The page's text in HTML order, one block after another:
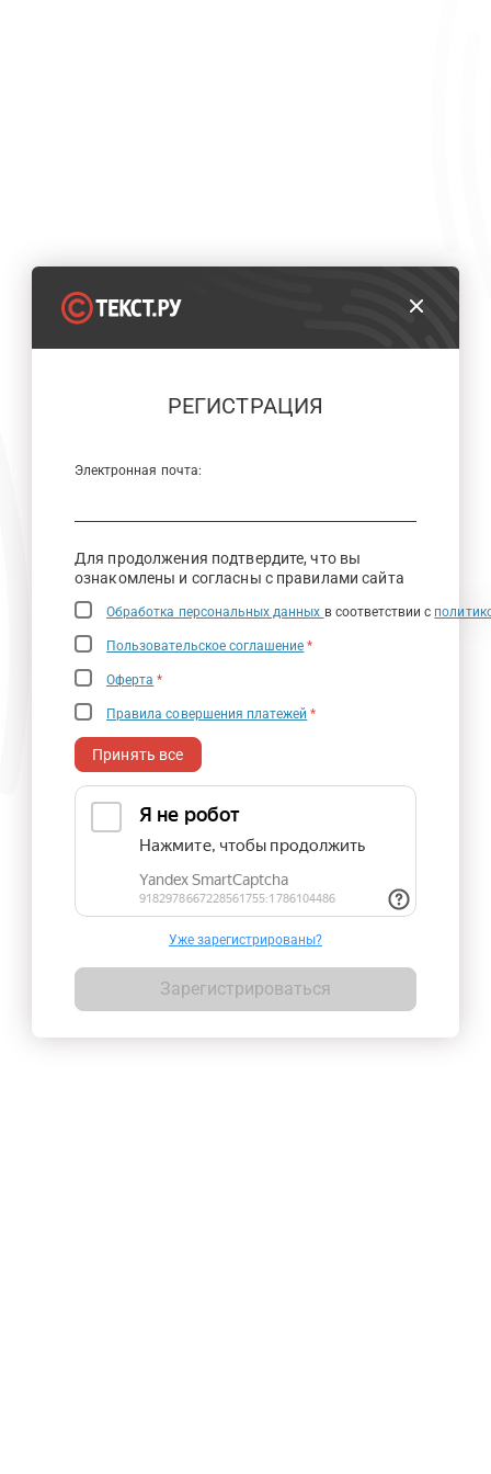
РЕГИСТРАЦИЯ
Электронная почта:
Для продолжения подтвердите, что вы
ознакомлены и согласны с правилами сайта
Обработка персональных данных в соответствии с
Пользовательское соглашение *
Оферта *
Правила совершения платежей *
Принять все
Уже зарегистрированы?
Зарегистрироваться